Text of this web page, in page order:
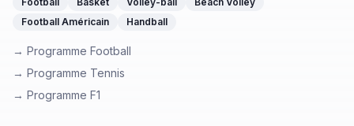
Football Américain
Handball
→ Programme Football
→ Programme Tennis
→ Programme F1